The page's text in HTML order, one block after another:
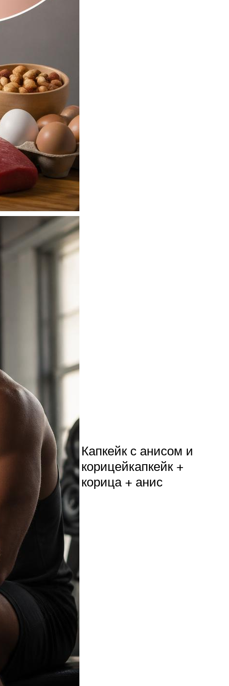
Капкейк с анисом и
корицейкапкейк +
корица + анис